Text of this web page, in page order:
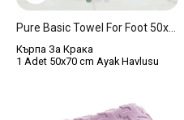
Кърпа За Крака
1 Adet 50x70 cm Ayak Havlusu